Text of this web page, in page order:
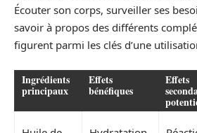
Écouter son corps, surveiller ses
savoir à propos des différents
figurent parmi les clés d’une
Ingrédients
principaux
Effets
bénéfiques
Effets